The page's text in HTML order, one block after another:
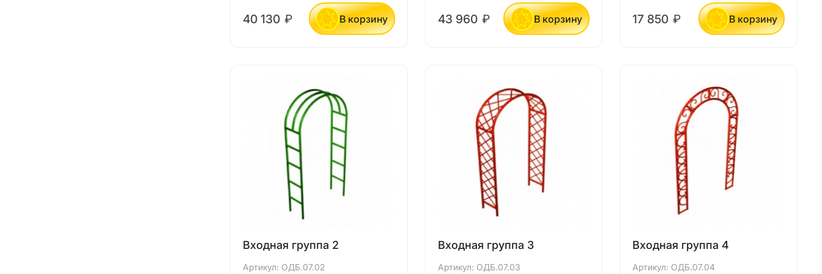
40 130 ₽ В корзину 43 960 ₽ В корзину 17 850 ₽ В корзину
Входная группа 2
Артикул: ОДБ.07.02
Входная группа 3
Артикул: ОДБ.07.03
Входная группа 4
Артикул: ОДБ.07.04